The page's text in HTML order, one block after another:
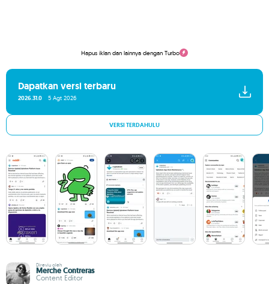
Hapus iklan dan lainnya dengan Turbo
Dapatkan versi terbaru
2026.31.0 5 Agt 2026
VERSI TERDAHULU
Direviu oleh
Merche Contreras
Content Editor